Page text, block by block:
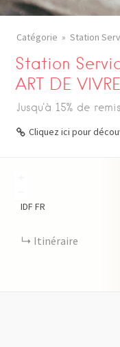
Catégorie Station
Station
ART DE
Jusqu'à 15% de
Cliquez ici pour
IDF FR
Itinéraire